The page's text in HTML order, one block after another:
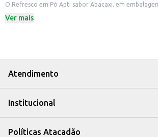
O Refresco em Pó Apti sabor Abacaxi, em
preparar. Ideal para ter em casa, no escritório ou
Ofereça em lanchonetes e estabelecimentos
de bebida saborosa e com bom custo-benefício.
Com o Refresco em Pó Apti Abacaxi, você tem a
Ver mais
Atendimento
Institucional
Políticas Atacadão